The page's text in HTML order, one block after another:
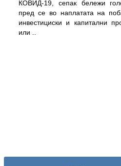
КОВИД-19, сепак бележи
пред се во наплатата на
инвестициски и капитални
или